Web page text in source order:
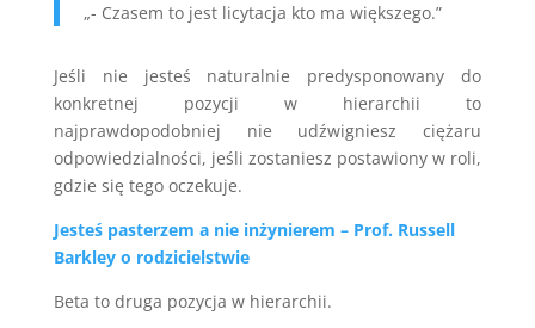
„- Czasem to jest licytacja kto ma większego.”
Jeśli nie jesteś naturalnie predysponowany do
konkretnej pozycji w hierarchii to
najprawdopodobniej nie udźwigniesz ciężaru
odpowiedzialności, jeśli zostaniesz postawiony w roli,
gdzie się tego oczekuje.
Jesteś pasterzem a nie inżynierem – Prof. Russell
Barkley o rodzicielstwie
Beta to druga pozycja w hierarchii.